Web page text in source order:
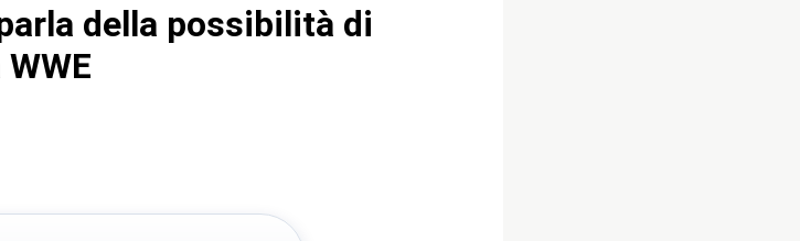
della possibilità di